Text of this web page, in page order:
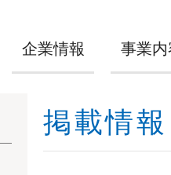
企業情報 事業内
掲載情報